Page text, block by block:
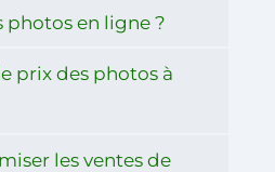
photos en ligne ?
prix des photos à
les ventes de